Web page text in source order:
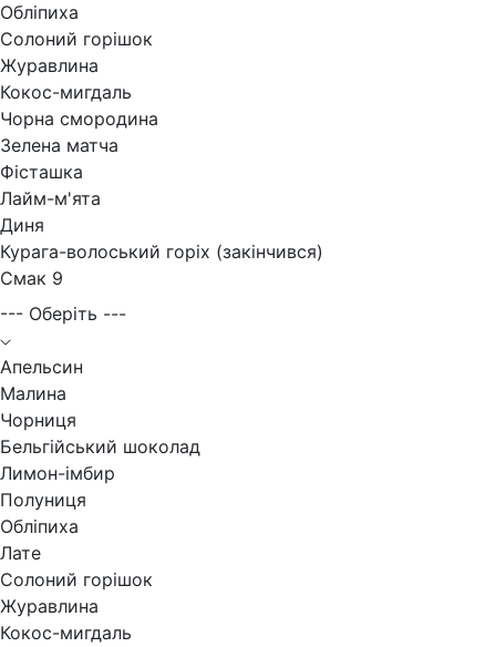
Обліпиха
Солоний горішок
Журавлина
Кокос-мигдаль
Чорна смородина
Зелена матча
Фісташка
Лайм-м'ята
Диня
Курага-волоський горіх (закінчився)
Смак 9
--- Оберіть ---
Апельсин
Малина
Чорниця
Бельгійський шоколад
Лимон-імбир
Полуниця
Обліпиха
Лате
Солоний горішок
Журавлина
Кокос-мигдаль